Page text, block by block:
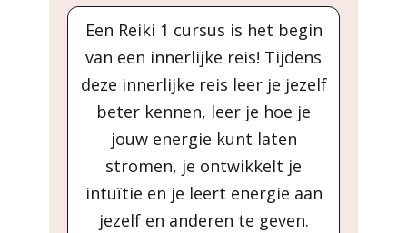
Een Reiki 1 cursus is het begin
van een innerlijke reis! Tijdens
deze innerlijke reis leer je jezelf
beter kennen, leer je hoe je
jouw energie kunt laten
stromen, je ontwikkelt je
intuïtie en je leert energie aan
jezelf en anderen te geven.